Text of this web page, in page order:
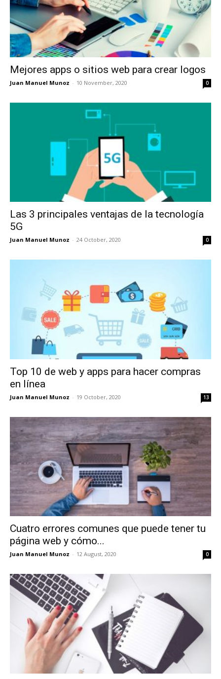
Mejores apps o sitios web para crear logos
Juan Manuel Munoz - 10 November, 2020 0
Las 3 principales ventajas de la tecnología
5G
Juan Manuel Munoz - 24 October, 2020 0
Top 10 de web y apps para hacer compras
en línea
Juan Manuel Munoz - 19 October, 2020 13
Cuatro errores comunes que puede tener tu
página web y cómo...
Juan Manuel Munoz - 12 August, 2020 0